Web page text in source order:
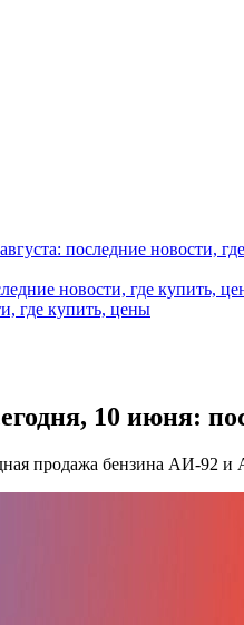
последние новости,
новости, где купить,
где купить, цены
10 июня:
продажа бензина АИ-92